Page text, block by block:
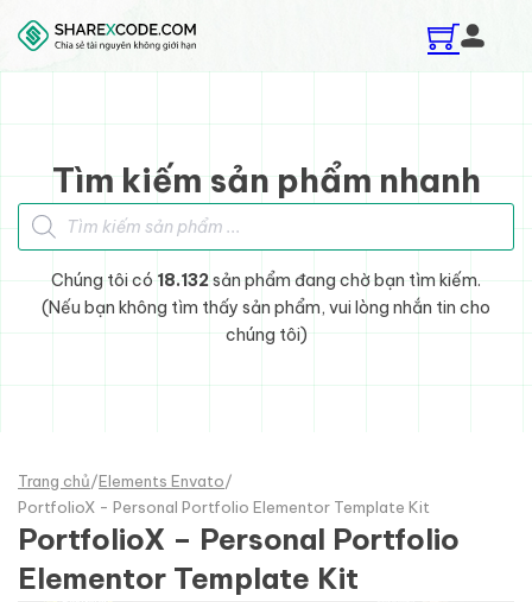
Skip to main content
Skip to footer
Tìm kiếm sản phẩm nhanh
Tìm kiếm sản phẩm
Chúng tôi có 18.132sản phẩm đang chờ bạn tìm kiếm.
(Nếu bạn không tìm thấy sản phẩm, vui lòng nhắn tin cho
chúng tôi)
Trang chủ/Elements Envato/
PortfolioX - Personal Portfolio Elementor Template Kit
PortfolioX – Personal Portfolio
Elementor Template Kit